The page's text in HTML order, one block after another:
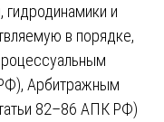
гидродинамики и
в порядке,
Арбитражным
82–86 АПК РФ)